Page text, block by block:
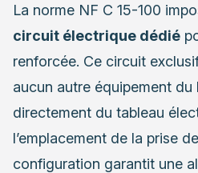
La norme NF C 15-100
circuit électrique dédié
renforcée. Ce circuit
aucun autre équipement du
directement du tableau
l’emplacement de la prise
configuration garantit une